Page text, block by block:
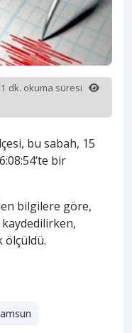
1 dk. okuma süresi
bu sabah, 15
bir
bilgilere göre,
ölçüldü.